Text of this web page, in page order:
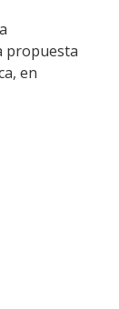
propuesta
en